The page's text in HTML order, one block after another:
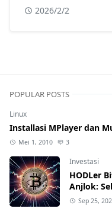
2026/2/2
POPULAR POSTS
Linux
Installasi MPlayer dan
Mei 1, 2010 3
Investasi
HODLer
Anjlok:
Sep 25,